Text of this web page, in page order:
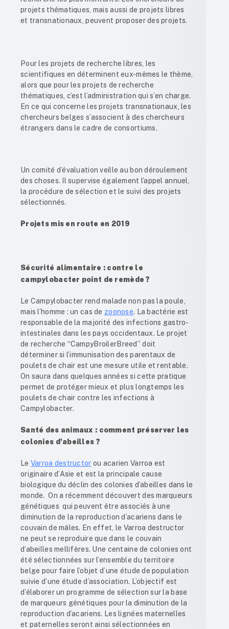
projets thématiques, mais aussi de projets libres
et transnationaux, peuvent proposer des projets.
Pour les projets de recherche libres, les
scientifiques en déterminent eux-mêmes le thème,
alors que pour les projets de recherche
thématiques, c’est l’administration qui s’en charge.
En ce qui concerne les projets transnationaux, les
chercheurs belges s’associent à des chercheurs
étrangers dans le cadre de consortiums.
Un comité d’évaluation veille au bon déroulement
des choses. Il supervise également l’appel annuel,
la procédure de sélection et le suivi des projets
sélectionnés.
Projets mis en route en 2019
Sécurité alimentaire : contre le
campylobacter point de remède ?
Le Campylobacter rend malade non pas la poule,
mais l’homme : un cas de zoonose. La bactérie est
responsable de la majorité des infections gastro-
intestinales dans les pays occidentaux. Le projet
de recherche “CampyBroilerBreed” doit
déterminer si l’immunisation des parentaux de
poulets de chair est une mesure utile et rentable.
On saura dans quelques années si cette pratique
permet de protéger mieux et plus longtemps les
poulets de chair contre les infections à
Campylobacter.
Santé des animaux : comment préserver les
colonies d'abeilles ?
Le Varroa destructor ou acarien Varroa est
originaire d’Asie et est la principale cause
biologique du déclin des colonies d’abeilles dans le
monde. On a récemment découvert des marqueurs
génétiques qui peuvent être associés à une
diminution de la reproduction d’acariens dans le
couvain de mâles. En effet, le Varroa destructor
ne peut se reproduire que dans le couvain
d’abeilles mellifères. Une centaine de colonies ont
été sélectionnées sur l’ensemble du territoire
belge pour faire l’objet d’une étude de population
suivie d’une étude d’association. L’objectif est
d’élaborer un programme de sélection sur la base
de marqueurs génétiques pour la diminution de la
reproduction d’acariens. Les lignées maternelles
et paternelles seront ainsi sélectionnées en